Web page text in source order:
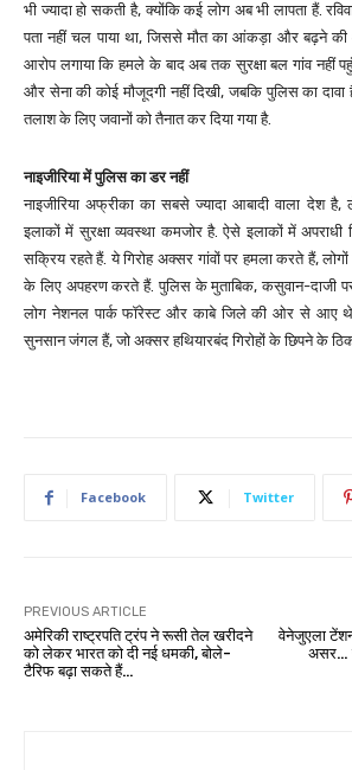
भी ज्यादा हो सकती है, क्योंकि कई लोग अब भी लापता हैं.
पता नहीं चल पाया था, जिससे मौत का आंकड़ा और बढ़ने की
आरोप लगाया कि हमले के बाद अब तक सुरक्षा बल गांव नहीं
और सेना की कोई मौजूदगी नहीं दिखी, जबकि पुलिस का दावा
तलाश के लिए जवानों को तैनात कर दिया गया है.
नाइजीरिया में पुलिस का डर नहीं
नाइजीरिया अफ्रीका का सबसे ज्यादा आबादी वाला देश
इलाकों में सुरक्षा व्यवस्था कमजोर है. ऐसे इलाकों में अपराधी
सक्रिय रहते हैं. ये गिरोह अक्सर गांवों पर हमला करते हैं,
के लिए अपहरण करते हैं. पुलिस के मुताबिक, कसुवान-दाजी
लोग नेशनल पार्क फॉरेस्ट और काबे जिले की ओर से आए
सुनसान जंगल हैं, जो अक्सर हथियारबंद गिरोहों के छिपने के
Facebook Twitter
PREVIOUS ARTICLE
अमेरिकी राष्ट्रपति ट्रंप ने रूसी तेल खरीदने
को लेकर भारत को दी नई धमकी, बोले-
टैरिफ बढ़ा सकते हैं…
वेनेजुएला
असर…